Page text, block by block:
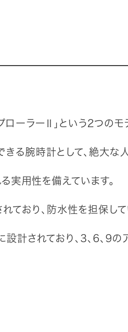
ローラーⅡ」という2つのモ
る腕時計として、絶大な
実用性を備えています。
ており、防水性を担保して
計されており、3、6、9